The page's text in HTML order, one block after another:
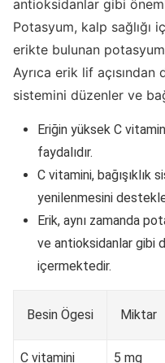
antioksidanlar gibi
Potasyum, kalp sağlığı
erikte bulunan
Ayrıca erik lif
sistemini düzenler ve
Eriğin yüksek C
faydalıdır.
C vitamini, bağışıklık
yenilenmesini
Erik, aynı zamanda
ve antioksidanlar gibi
içermektedir.
Besin Ögesi Miktar
C vitamini 5 mg